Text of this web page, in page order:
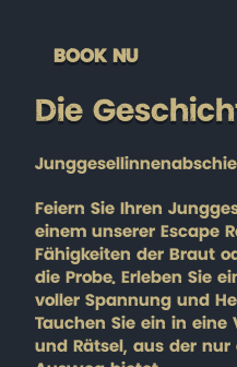
BOOK NU
Die
Feiern Sie Ihren
einem unserer Escape
Fähigkeiten der Braut
die Probe. Erleben Sie
voller Spannung und
Tauchen Sie ein in
und Rätsel, aus der